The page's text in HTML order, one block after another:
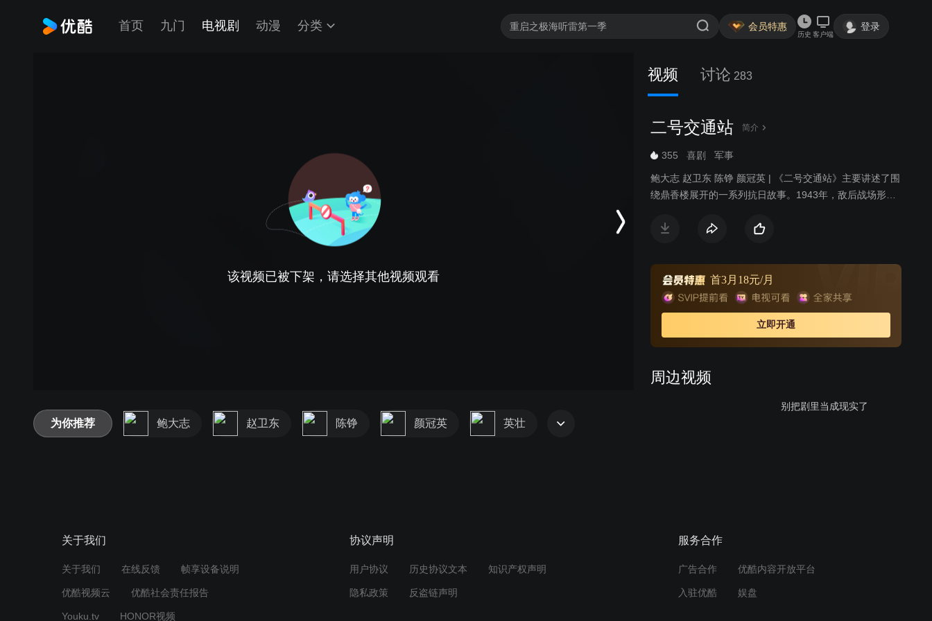
首页 九门 电视剧 动漫 分类 会员特惠
历史 客户端
登录
该视频已被下架，请选择其他视频观看
视频 讨论 283
二号交通站 简介
355 喜剧 军事
鲍大志 赵卫东 陈铮 颜冠英 | 《二号交通站》主要讲述了围
绕鼎香楼展开的一系列抗日故事。1943年，敌后战场形势
壮大，我八路军逐步对日伪采取攻势作战，开始局部反
城以东20华里左右，有一个大镇子叫驴驹桥，这里早先是
冀中地区最大的牲口市场，因此得名。驴驹桥是安邱通往
保定的交通要道，又有平汉铁路经过，属于军事重镇。华
北沦陷后，日本兵在这里派有重兵把守，归安邱管辖。随
着太平洋战争的爆发，加之日军在中国战场上的节节失
样，被消灭一个少一个。原来的100多日本兵和200多伪
首3月18元/月
立即开通
周边视频
别把剧里当成现实了
为你推荐 鲍大志 赵卫东 陈铮 颜冠英 英壮
关于我们
关于我们 在线反馈 帧享设备说明
优酷视频云 优酷社会责任报告
Youku.tv HONOR视频
协议声明
用户协议 历史协议文本 知识产权声明
隐私政策 反盗链声明
服务合作
广告合作 优酷内容开放平台
入驻优酷 娱盘